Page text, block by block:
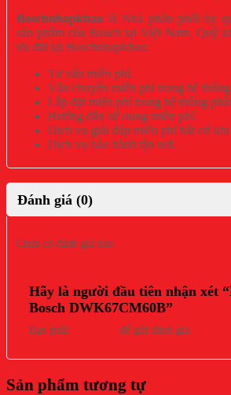
Boschnhapkhau là Nhà phân phối ủy
sản phẩm của Bosch tại Việt Nam. Quý
ưu đãi tại Boschnhapkhau:
Tư vấn miễn phí.
Vận chuyển miễn phí trong hệ
Lắp đặt miễn phí trong hệ thống
Hướng dẫn sử dụng miễn phí.
Dịch vụ giải đáp miễn phí bất cứ khi
Dịch vụ bảo hành tận nơi.
Đánh giá (0)
Chưa có đánh giá nào.
Hãy là người đầu tiên nhận xét
Bosch DWK67CM60B”
Bạn phải để gửi đánh giá.
Sản phẩm tương tự